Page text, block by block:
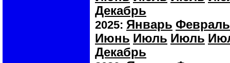
Декабрь
2025: Январь Февраль
Июнь Июль Июль
Декабрь